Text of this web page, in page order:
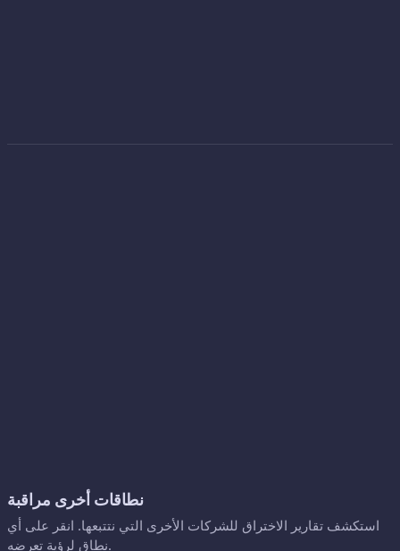
نطاقات أخرى مراقبة
استكشف تقارير الاختراق للشركات الأخرى التي نتتبعها. انقر على أي
نطاق لرؤية تعرضه.